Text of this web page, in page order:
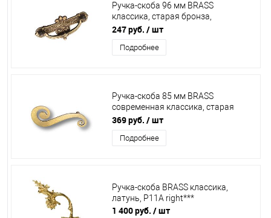
Ручка-скоба 96 мм BRASS
классика, старая бронза,
15.111.96.04***
247 руб. / шт
Подробнее
Ручка-скоба 85 мм BRASS
современная классика, старая
бронза, 7181.0137.002.I ***
369 руб. / шт
Подробнее
Ручка-скоба BRASS классика,
латунь, Р11А right***
1 400 руб. / шт